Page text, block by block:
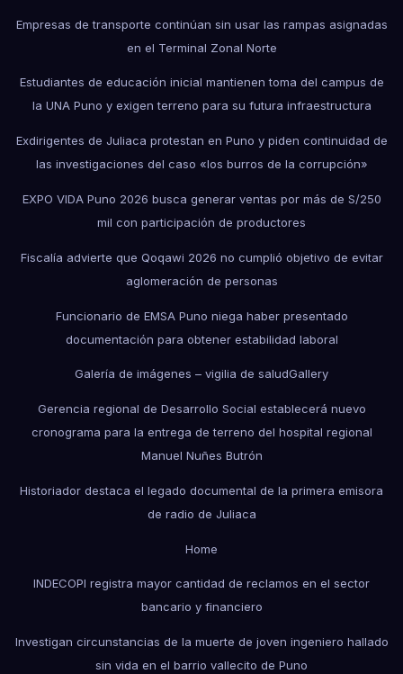
Empresas de transporte continúan sin usar las rampas asignadas
en el Terminal Zonal Norte
Estudiantes de educación inicial mantienen toma del campus de
la UNA Puno y exigen terreno para su futura infraestructura
Exdirigentes de Juliaca protestan en Puno y piden continuidad de
las investigaciones del caso «los burros de la corrupción»
EXPO VIDA Puno 2026 busca generar ventas por más de S/250
mil con participación de productores
Fiscalía advierte que Qoqawi 2026 no cumplió objetivo de evitar
aglomeración de personas
Funcionario de EMSA Puno niega haber presentado
documentación para obtener estabilidad laboral
Galería de imágenes – vigilia de saludGallery
Gerencia regional de Desarrollo Social establecerá nuevo
cronograma para la entrega de terreno del hospital regional
Manuel Nuñes Butrón
Historiador destaca el legado documental de la primera emisora
de radio de Juliaca
Home
INDECOPI registra mayor cantidad de reclamos en el sector
bancario y financiero
Investigan circunstancias de la muerte de joven ingeniero hallado
sin vida en el barrio vallecito de Puno